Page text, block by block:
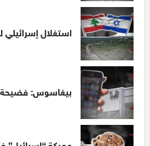
استغلال إسرائيلي
بيغاسوس: فضيحة